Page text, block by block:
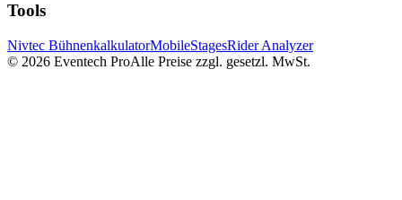
Tools
Nivtec BühnenkalkulatorMobileStagesRider Analyzer
© 2026 Eventech ProAlle Preise zzgl. gesetzl. MwSt.